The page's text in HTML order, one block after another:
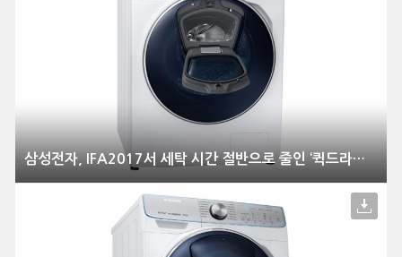
삼성전자, IFA2017서 세탁 시간 절반으로 줄인 ‘퀵드라이브’ 공개